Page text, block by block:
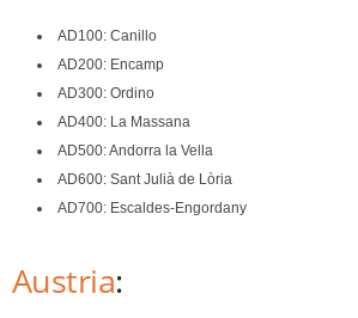
AD100: Canillo
AD200: Encamp
AD300: Ordino
AD400: La Massana
AD500: Andorra la Vella
AD600: Sant Julià de Lòria
AD700: Escaldes-Engordany
Austria: